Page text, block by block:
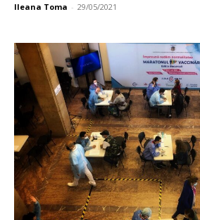
Ileana Toma - 29/05/2021